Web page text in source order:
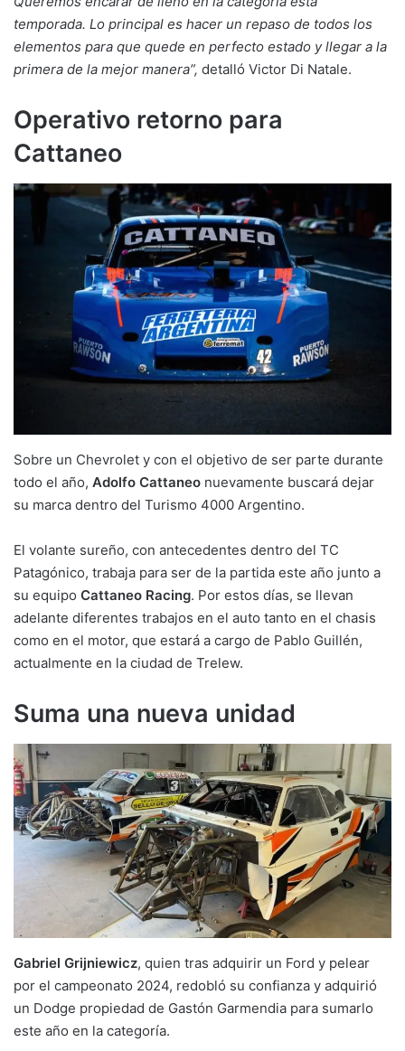
temporada. Lo principal es hacer un repaso de todos los
elementos para que quede en perfecto estado y llegar a la
primera de la mejor manera”, detalló Victor Di Natale.
Operativo retorno para
Cattaneo
Sobre un Chevrolet y con el objetivo de ser parte durante
todo el año, Adolfo Cattaneo nuevamente buscará dejar
su marca dentro del Turismo 4000 Argentino.
El volante sureño, con antecedentes dentro del TC
Patagónico, trabaja para ser de la partida este año junto a
su equipo Cattaneo Racing. Por estos días, se llevan
adelante diferentes trabajos en el auto tanto en el chasis
como en el motor, que estará a cargo de Pablo Guillén,
actualmente en la ciudad de Trelew.
Suma una nueva unidad
Gabriel Grijniewicz, quien tras adquirir un Ford y pelear
por el campeonato 2024, redobló su confianza y adquirió
un Dodge propiedad de Gastón Garmendia para sumarlo
este año en la categoría.